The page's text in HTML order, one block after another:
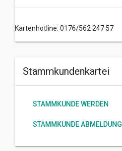
Kartenhotline: 0176/562 247 57
Stammkundenkartei
STAMMKUNDE WERDEN
STAMMKUNDE ABMELDUNG